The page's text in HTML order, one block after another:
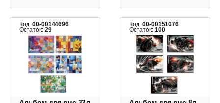
Код: 00-00144696
Остаток: 29
Код:00-00151076
Остаток:100